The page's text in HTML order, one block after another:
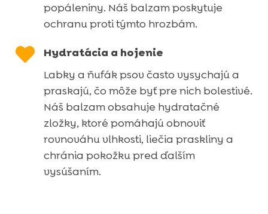
popáleniny. Náš balzam poskytuje
ochranu proti týmto hrozbám.

Hydratácia a hojenie
Labky a ňufák psov často vysychajú a
praskajú, čo môže byť pre nich bolestivé.
Náš balzam obsahuje hydratačné
zložky, ktoré pomáhajú obnoviť
rovnováhu vlhkosti, liečia praskliny a
chránia pokožku pred ďalším
vysúšaním.